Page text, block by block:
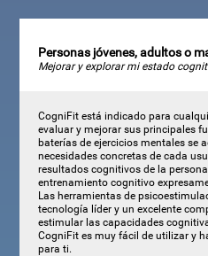
Personas jóvenes, adultos o
Mejorar y explorar mi estado
CogniFit está indicado para
evaluar y mejorar sus principales
baterías de ejercicios mentales se
necesidades concretas de cada
resultados cognitivos de la
entrenamiento cognitivo
Las herramientas de
tecnología líder y un excelente
estimular las capacidades
CogniFit es muy fácil de utilizar y
para ti.